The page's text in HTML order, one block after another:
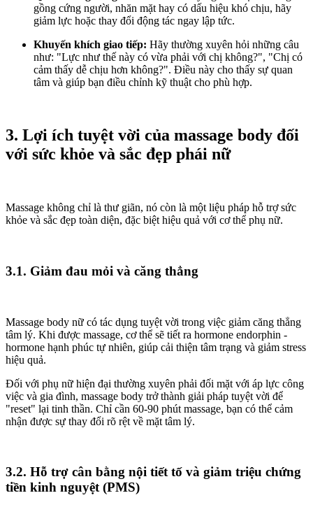
gồng cứng người, nhăn mặt hay có dấu hiệu khó chịu, hãy
giảm lực hoặc thay đổi động tác ngay lập tức.
Khuyến khích giao tiếp: Hãy thường xuyên hỏi những câu
như: "Lực như thế này có vừa phải với chị không?", "Chị có
cảm thấy dễ chịu hơn không?". Điều này cho thấy sự quan
tâm và giúp bạn điều chỉnh kỹ thuật cho phù hợp.
3. Lợi ích tuyệt vời của massage body đối
với sức khỏe và sắc đẹp phái nữ
Massage không chỉ là thư giãn, nó còn là một liệu pháp hỗ trợ sức
khỏe và sắc đẹp toàn diện, đặc biệt hiệu quả với cơ thể phụ nữ.
3.1. Giảm đau mỏi và căng thẳng
Massage body nữ có tác dụng tuyệt vời trong việc giảm căng thẳng
tâm lý. Khi được massage, cơ thể sẽ tiết ra hormone endorphin -
hormone hạnh phúc tự nhiên, giúp cải thiện tâm trạng và giảm stress
hiệu quả.
Đối với phụ nữ hiện đại thường xuyên phải đối mặt với áp lực công
việc và gia đình, massage body trở thành giải pháp tuyệt vời để
"reset" lại tinh thần. Chỉ cần 60-90 phút massage, bạn có thể cảm
nhận được sự thay đổi rõ rệt về mặt tâm lý.
3.2. Hỗ trợ cân bằng nội tiết tố và giảm triệu chứng
tiền kinh nguyệt (PMS)